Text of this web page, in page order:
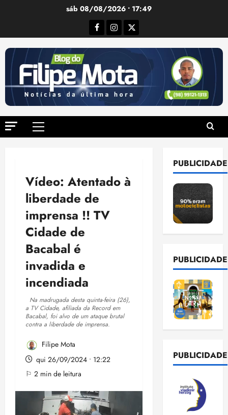
sáb 08/08/2026 • 17:49
Facebook
Instagram
Twitter
Menu
Vídeo: Atentado à
liberdade de
imprensa !! TV
Cidade de
Bacabal é
invadida e
incendiada
Na madrugada desta quinta-feira (26),
a TV Cidade, afiliada da Record em
Bacabal, foi alvo de um ataque brutal
contra a liberdade de imprensa.
Filipe Mota
qui 26/09/2024 • 12:22
⚐ 2 min de leitura
PUBLICIDADE
PUBLICIDADE
PUBLICIDADE